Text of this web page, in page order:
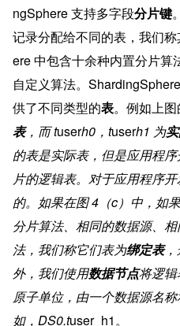
ngSphere 支持多字段分片键
记录分配给不同的表，我们称
ere 中包含十余种内置分片算
自定义算法。
供了不同类型的表。例如上图
表，而 tuserh0，tuserh1 为
的表是实际表，但是应用程
片的逻辑表。对于应用程序
的。如果在图 4（c）中，如
分片算法、相同的数据源、
法，我们称它们表为绑定表，
外，我们使用数据节点将逻
原子单位，由一个数据源名
如，DS0.tuser_h1。